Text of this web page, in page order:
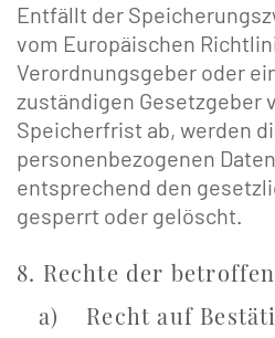
Entfällt der
vom Europäischen
Verordnungsgeber oder
zuständigen Gesetzgeber
Speicherfrist ab, werden
personenbezogenen
entsprechend den
gesperrt oder gelöscht.
8. Rechte der
a) Recht auf